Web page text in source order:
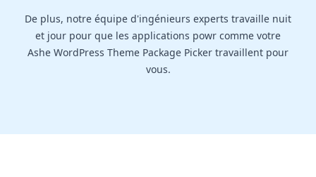
De plus, notre équipe d'ingénieurs experts travaille nuit
et jour pour que les applications powr comme votre
Ashe WordPress Theme Package Picker travaillent pour
vous.